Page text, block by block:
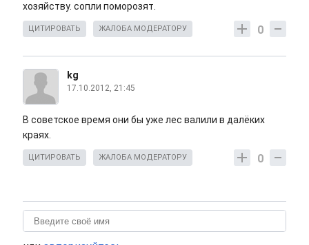
хозяйству. сопли поморозят.
0
ЦИТИРОВАТЬ ЖАЛОБА МОДЕРАТОРУ
kg
17.10.2012, 21:45
В советское время они бы уже лес валили в далёких
краях.
0
ЦИТИРОВАТЬ ЖАЛОБА МОДЕРАТОРУ